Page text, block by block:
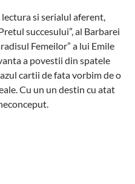
si serialul aferent,
succesului”, al Barbarei
Femeilor” a lui Emile
a povestii din spatele
cartii de fata vorbim de o
Cu un un destin cu atat